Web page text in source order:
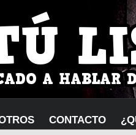
CONTACTO